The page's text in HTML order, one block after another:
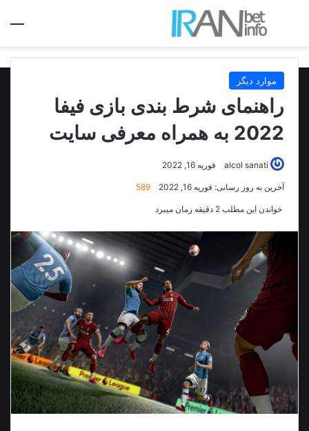
جستجو برای
موارد دیگر
راهنمای شرط بندی بازی فیفا
2022 به همراه معرفی سایت
alcol sanati فوریه 16, 2022
آخرین به روز رسانی: فوریه 16, 2022 589
خواندن این مطلب 2 دقیقه زمان میبرد